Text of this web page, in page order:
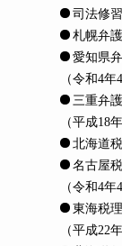
司法修
札幌弁
愛知県
（令和4年
三重弁
（平成18
北海道
名古屋
（令和4年
東海税
（平成22